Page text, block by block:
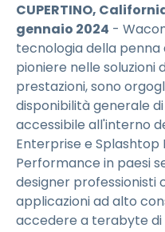
CUPERTINO,
gennaio 2024 -
tecnologia della penna
pioniere nelle soluzioni
prestazioni, sono
disponibilità generale di
accessibile all'interno
Enterprise e Splashtop
Performance in paesi
designer professionisti
applicazioni ad alto
accedere a terabyte